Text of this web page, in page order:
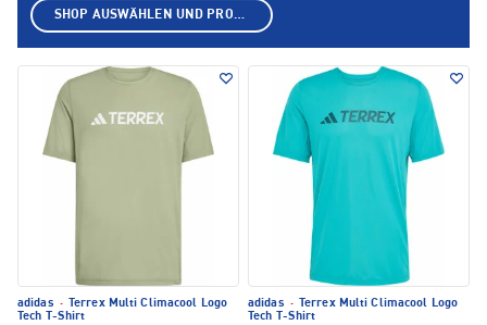
adidas ·
Terrex Multi Climacool Logo
Tech T-Shirt
adidas ·
Terrex Multi Climacool Logo
Tech T-Shirt
SHOP AUSWÄHLEN UND PRODUKTE ANZEIGEN